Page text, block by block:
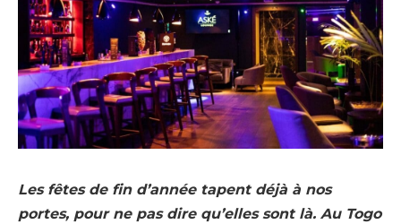
Les fêtes de fin d’année tapent déjà à nos
portes, pour ne pas dire qu’elles sont là. Au Togo